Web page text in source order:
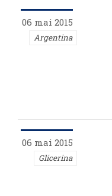
06 mai 2015
Argentina
06 mai 2015
Glicerina